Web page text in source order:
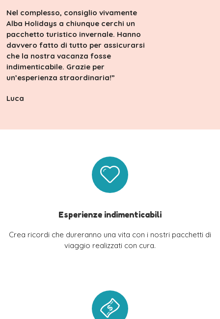
Nel complesso, consiglio vivamente
Alba Holidays a chiunque cerchi un
pacchetto turistico invernale. Hanno
davvero fatto di tutto per assicurarsi
che la nostra vacanza fosse
indimenticabile. Grazie per
un’esperienza straordinaria!”
Luca
Esperienze indimenticabili
Crea ricordi che dureranno una vita con i nostri pacchetti di
viaggio realizzati con cura.